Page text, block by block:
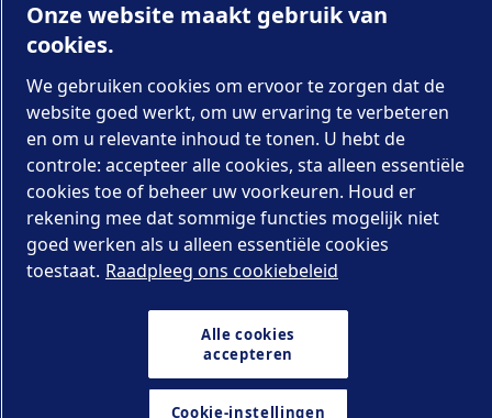
Onze website maakt gebruik van
cookies.
We gebruiken cookies om ervoor te zorgen dat de
website goed werkt, om uw ervaring te verbeteren
en om u relevante inhoud te tonen. U hebt de
controle: accepteer alle cookies, sta alleen essentiële
cookies toe of beheer uw voorkeuren. Houd er
rekening mee dat sommige functies mogelijk niet
goed werken als u alleen essentiële cookies
toestaat. Raadpleeg ons cookiebeleid
Alle cookies
accepteren
Cookie-instellingen